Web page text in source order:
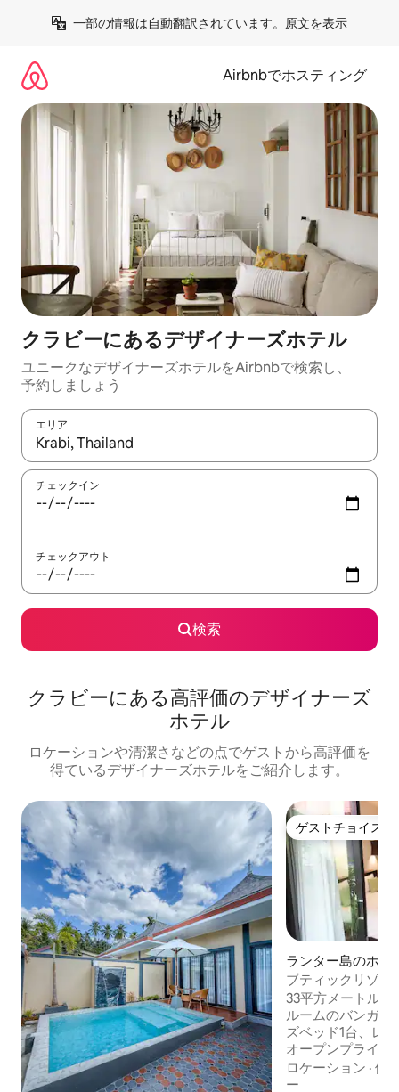
一部の情報は自動翻訳されています。 原文を表示
Airbnbでホスティング
クラビーにあるデ⁠ザ⁠イ⁠ナ⁠ー⁠ズホ⁠テ⁠ル
ユニークなデ⁠ザ⁠イ⁠ナ⁠ー⁠ズホ⁠テ⁠ル⁠をAirbnb⁠で検⁠索⁠し⁠、
予⁠約し⁠ま⁠し⁠ょ⁠う
エリア
検索結果が表示されたら、上下の矢印キーを使って移動するか
チェックイン
チェックアウト
検索
クラビーにある高⁠評⁠価⁠のデ⁠ザ⁠イ⁠ナ⁠ー⁠ズ
ホ⁠テ⁠ル
ロケーションや清⁠潔⁠さ⁠な⁠ど⁠の点⁠でゲ⁠ス⁠ト⁠か⁠ら高⁠評⁠価⁠を
得⁠て⁠い⁠るデ⁠ザ⁠イ⁠ナ⁠ー⁠ズホ⁠テ⁠ル⁠をご⁠紹⁠介し⁠ま⁠す⁠。
ゲストチョイス
ゲストチョイス
ランター島のホテ
ブティックリゾー
（朝食付き）
33平方メートルの
ルームのバンガロ
ズベッド1台、レ
オープンプライベ
の庭園にあり、
リラックスした滞
ロケーション ·価
ー